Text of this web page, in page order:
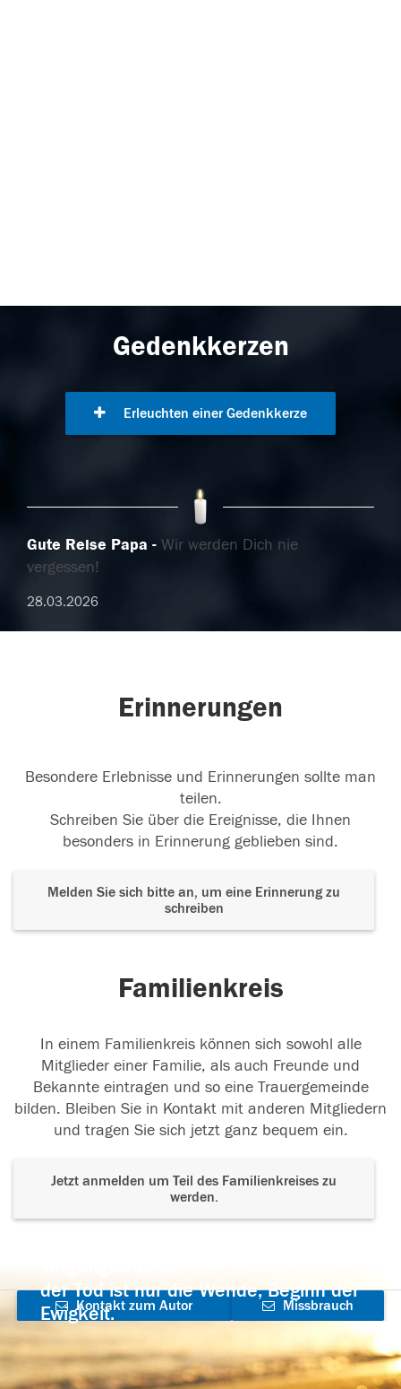
Gedenkkerzen
Erleuchten einer Gedenkkerze
Gute Reise Papa
Wir werden Dich nie
vergessen!
28.03.2026
Erinnerungen
Besondere Erlebnisse und Erinnerungen sollte man
teilen.
Schreiben Sie über die Ereignisse, die Ihnen
besonders in Erinnerung geblieben sind.
Melden Sie sich bitte an, um eine Erinnerung zu
schreiben
Familienkreis
In einem Familienkreis können sich sowohl alle
Mitglieder einer Familie, als auch Freunde und
Bekannte eintragen und so eine Trauergemeinde
bilden. Bleiben Sie in Kontakt mit anderen Mitgliedern
und tragen Sie sich jetzt ganz bequem ein.
Jetzt anmelden um Teil des Familienkreises zu
werden.
der Tod ist nur die Wende, Beginn der
Ewigkeit.
Kontakt zum Autor
aufnehmen
Missbrauch